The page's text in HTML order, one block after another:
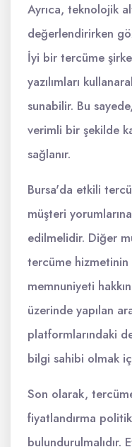
Ayrıca, teknolojik
değerlendirirken
İyi bir tercüme
yazılımları
sunabilir. Bu
verimli bir şekilde
sağlanır.
Bursa'da etkili
müşteri
edilmelidir. Diğer
tercüme
memnuniyeti
üzerinde yapılan
platformlarındaki
bilgi sahibi olmak
Son olarak,
fiyatlandırma